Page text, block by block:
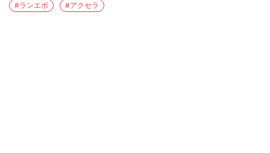
#ランエボ #アクセラ